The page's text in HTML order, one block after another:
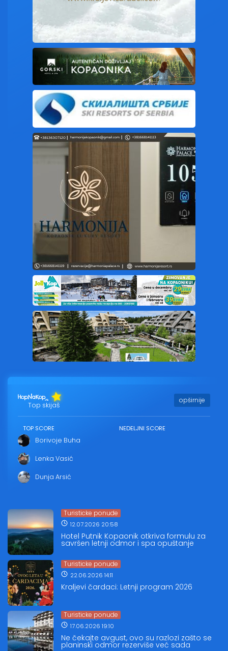
Top skijaš
opširnije
TOP SCORE
Borivoje Buha
Lenka Vasić
Dunja Arsić
NEDELJNI SCORE
Turisticke ponude
12.07.2026 20:58
Hotel Putnik Kopaonik otkriva formulu za
savršen letnji odmor i spa opuštanje
Turisticke ponude
22.06.2026 14:11
Kraljevi čardaci: Letnji program 2026
Turisticke ponude
17.06.2026 19:10
Ne čekajte avgust, ovo su razlozi zašto se
planinski odmor rezerviše već sada